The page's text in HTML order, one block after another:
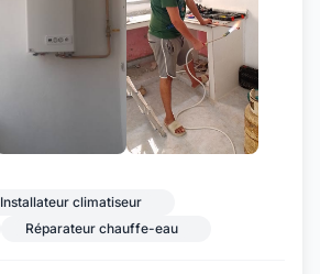
Installateur climatiseur
Réparateur chauffe-eau